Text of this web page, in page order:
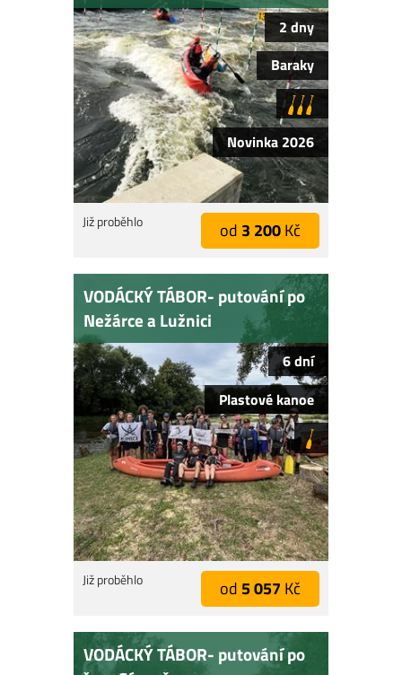
2 dny
Baraky
Novinka 2026
Již proběhlo od 3 200Kč
VODÁCKÝ TÁBOR- putování po
Nežárce a Lužnici
6 dní
Plastové kanoe
Již proběhlo od 5 057 Kč
VODÁCKÝ TÁBOR- putování po